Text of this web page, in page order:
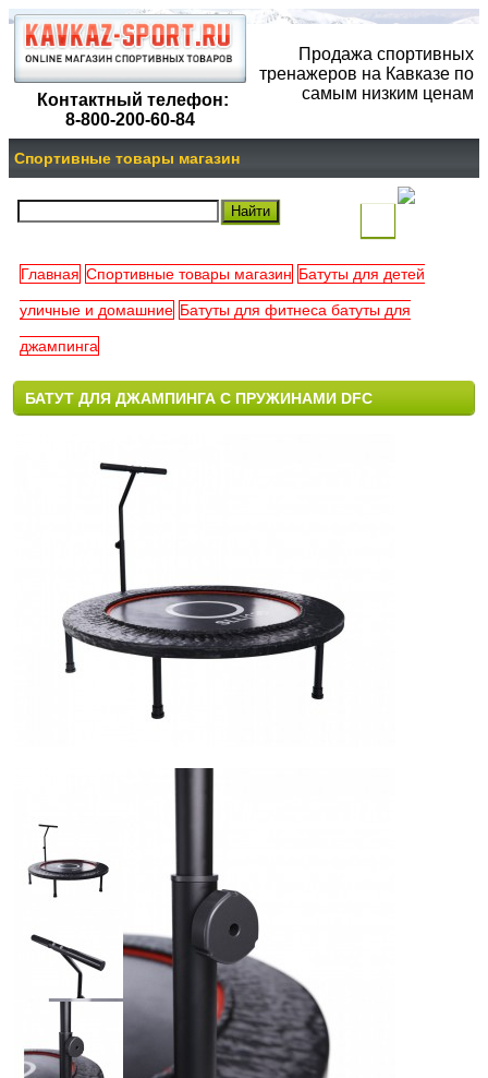
Контактный телефон:
8-800-200-60-84
Продажа спортивных
тренажеров на Кавказе по
самым низким ценам
Спортивные товары магазин
Ваша
Главная Спортивные товары магазин Батуты для детей
уличные и домашние Батуты для фитнеса батуты для
джампинга
БАТУТ ДЛЯ ДЖАМПИНГА С ПРУЖИНАМИ DFC